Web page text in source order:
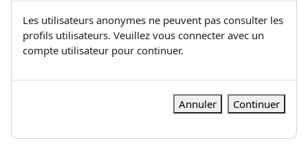
Les utilisateurs anonymes ne peuvent pas consulter les
profils utilisateurs. Veuillez vous connecter avec un
compte utilisateur pour continuer.
Annuler Continuer